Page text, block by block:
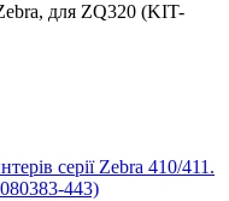
для ZQ320 (KIT-
серії Zebra 410/411.
443)